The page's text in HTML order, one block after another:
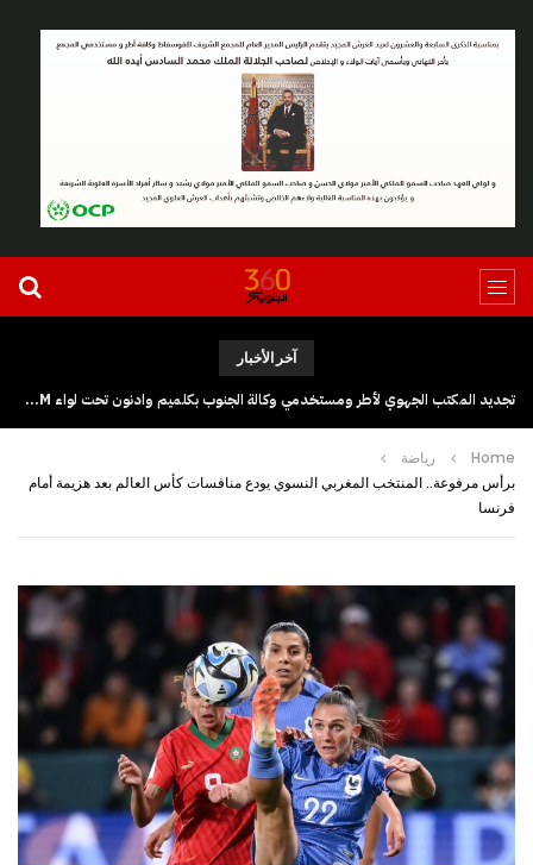
آخر الأخبار
تجديد المكتب الجهوي لأطر ومستخدمي وكالة الجنوب بكلميم وادنون تحت لواء UGTM
Home
رياضة
برأس مرفوعة.. المنتخب المغربي النسوي يودع منافسات كأس العالم بعد هزيمة أمام
فرنسا